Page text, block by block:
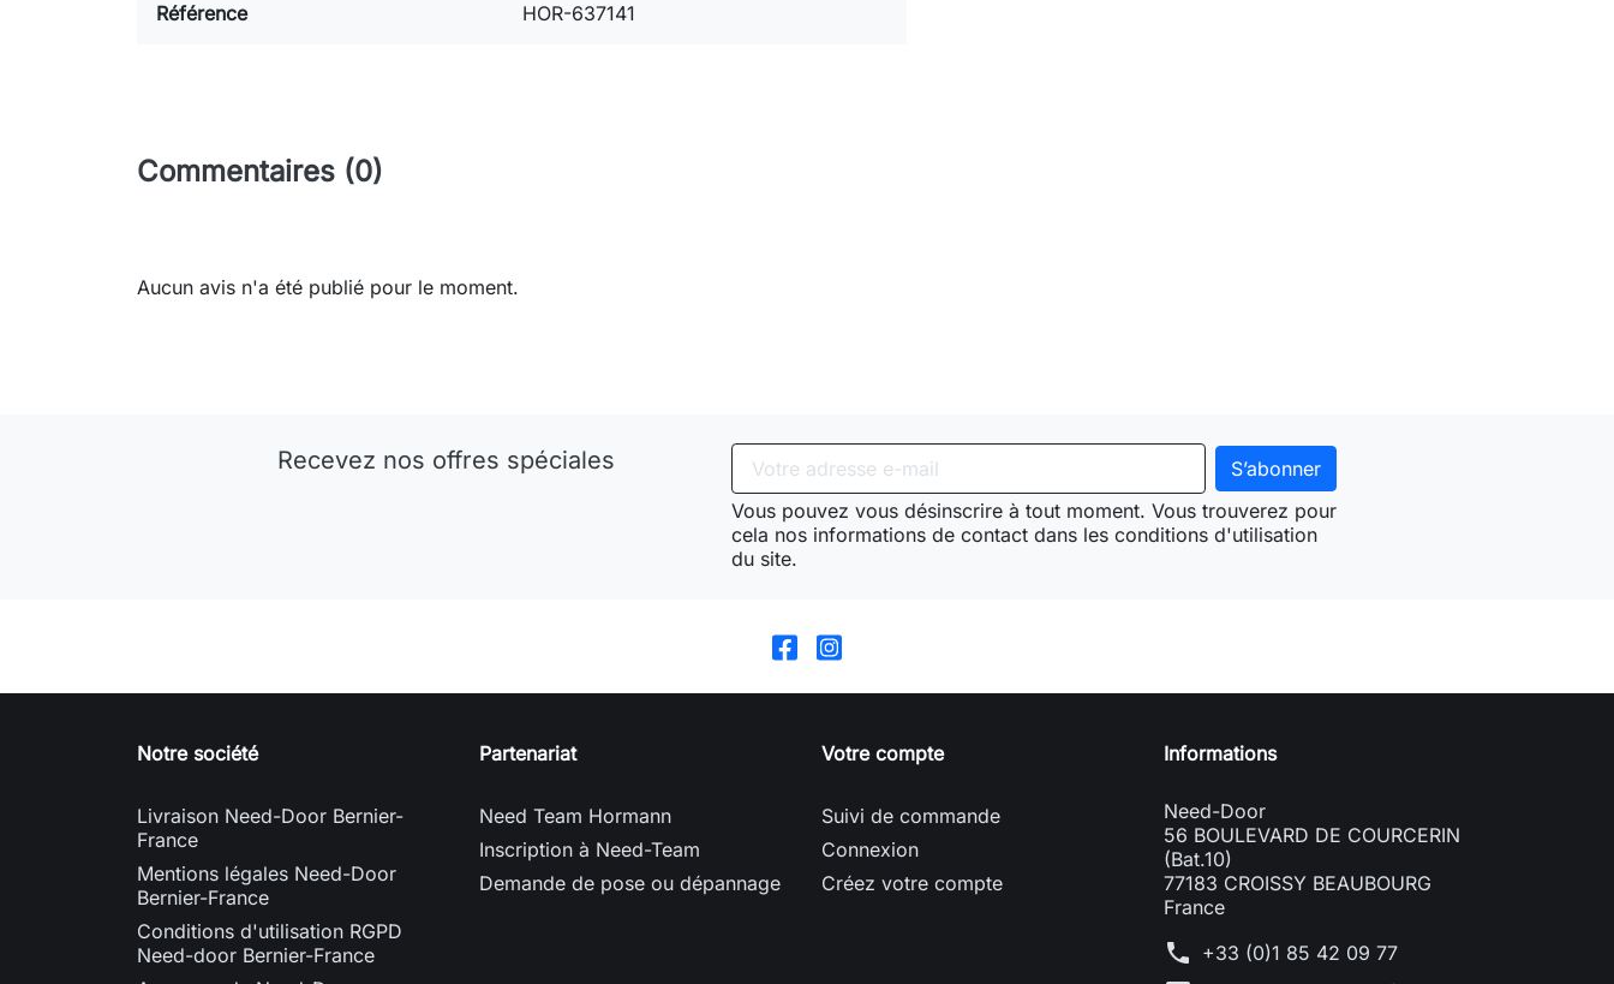
Référence HOR-637141
Commentaires (0)
Aucun avis n'a été publié pour le moment.
Recevez nos offres spéciales
Vous pouvez vous désinscrire à tout moment. Vous trouverez pour
cela nos informations de contact dans les conditions d'utilisation
du site.
Notre société
Livraison Need-Door Bernier-
France
Mentions légales Need-Door
Bernier-France
Conditions d'utilisation RGPD
Need-door Bernier-France
Partenariat
Need Team Hormann
Inscription à Need-Team
Demande de pose ou dépannage
Votre compte
Suivi de commande
Connexion
Créez votre compte
Informations
Need-Door
56 BOULEVARD DE COURCERIN
(Bat.10)
77183 CROISSY BEAUBOURG
France
phone +33 (0)1 85 42 09 77